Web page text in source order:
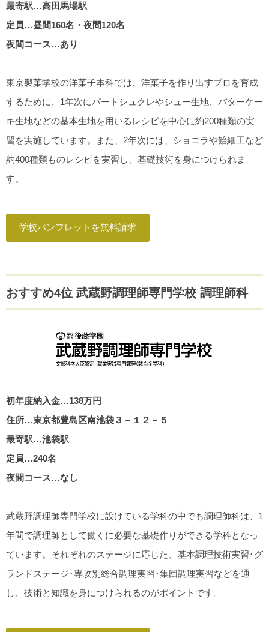
最寄駅…高田馬場駅
定員…昼間160名・夜間120名
夜間コース…あり
東京製菓学校の洋菓子本科では、洋菓子を作り出すプロを育成
するために、1年次にパートシュクレやシュー生地、バターケー
キ生地などの基本生地を用いるレシピを中心に約200種類の実
習を実施しています。また、2年次には、ショコラや飴細工など
約400種類ものレシピを実習し、基礎技術を身につけられま
す。
学校パンフレットを無料請求
おすすめ4位 武蔵野調理師専門学校 調理師科
初年度納入金…138万円
住所…東京都豊島区南池袋３－１２－５
最寄駅…池袋駅
定員…240名
夜間コース…なし
武蔵野調理師専門学校に設けている学科の中でも調理師科は、1
年間で調理師として働くに必要な基礎作りができる学科となっ
ています。それぞれのステージに応じた、基本調理技術実習･グ
ランドステージ･専攻別総合調理実習･集団調理実習などを通
し、技術と知識を身につけられるのがポイントです。